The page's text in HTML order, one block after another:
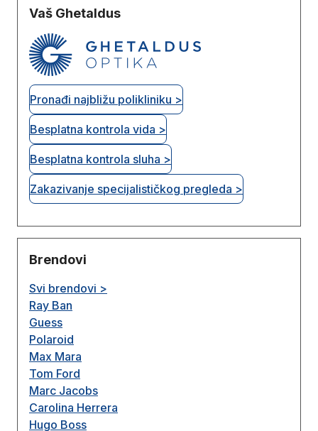
Vaš Ghetaldus
Pronađi najbližu polikliniku >
Besplatna kontrola vida >
Besplatna kontrola sluha >
Zakazivanje specijalističkog pregleda >
Brendovi
Svi brendovi >
Ray Ban
Guess
Polaroid
Max Mara
Tom Ford
Marc Jacobs
Carolina Herrera
Hugo Boss